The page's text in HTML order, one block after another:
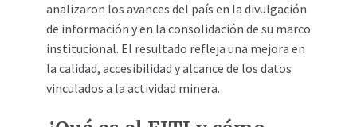
analizaron los avances del país en la divulgación
de información y en la consolidación de su marco
institucional. El resultado refleja una mejora en
la calidad, accesibilidad y alcance de los datos
vinculados a la actividad minera.